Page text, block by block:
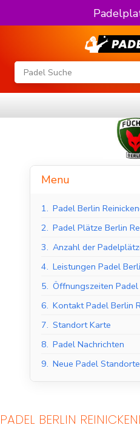
Menu
1. Padel Berlin
2. Padel Plätze Berlin
3. Anzahl der
4. Leistungen Padel
5. Öffnungszeiten
6. Kontakt Padel Berlin
7. Standort Karte
8. Padel Nachrichten
9. Neue Padel Standorte
PADEL BERLIN